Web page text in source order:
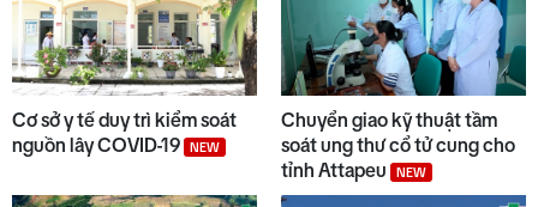
9
Thời sự sáng 07/8/2026
Cơ sở y tế duy trì kiểm soát
nguồn lây COVID-19
NEW
Chuyển giao kỹ thuật tầm
soát ung thư cổ tử cung cho
tỉnh Attapeu
NEW